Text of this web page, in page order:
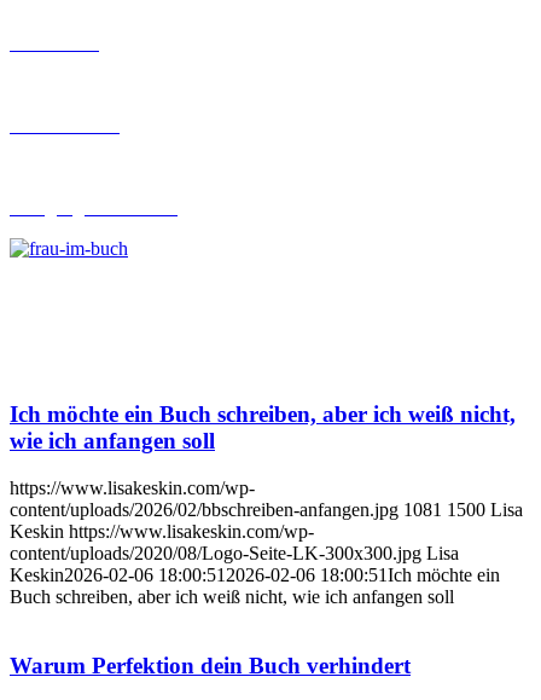
Ich möchte ein Buch schreiben, aber ich weiß nicht,
wie ich anfangen soll
https://www.lisakeskin.com/wp-
content/uploads/2026/02/bbschreiben-anfangen.jpg 1081 1500 Lisa
Keskin https://www.lisakeskin.com/wp-
content/uploads/2020/08/Logo-Seite-LK-300x300.jpg Lisa
Keskin2026-02-06 18:00:51 2026-02-06 18:00:51Ich möchte ein
Buch schreiben, aber ich weiß nicht, wie ich anfangen soll
Warum Perfektion dein Buch verhindert